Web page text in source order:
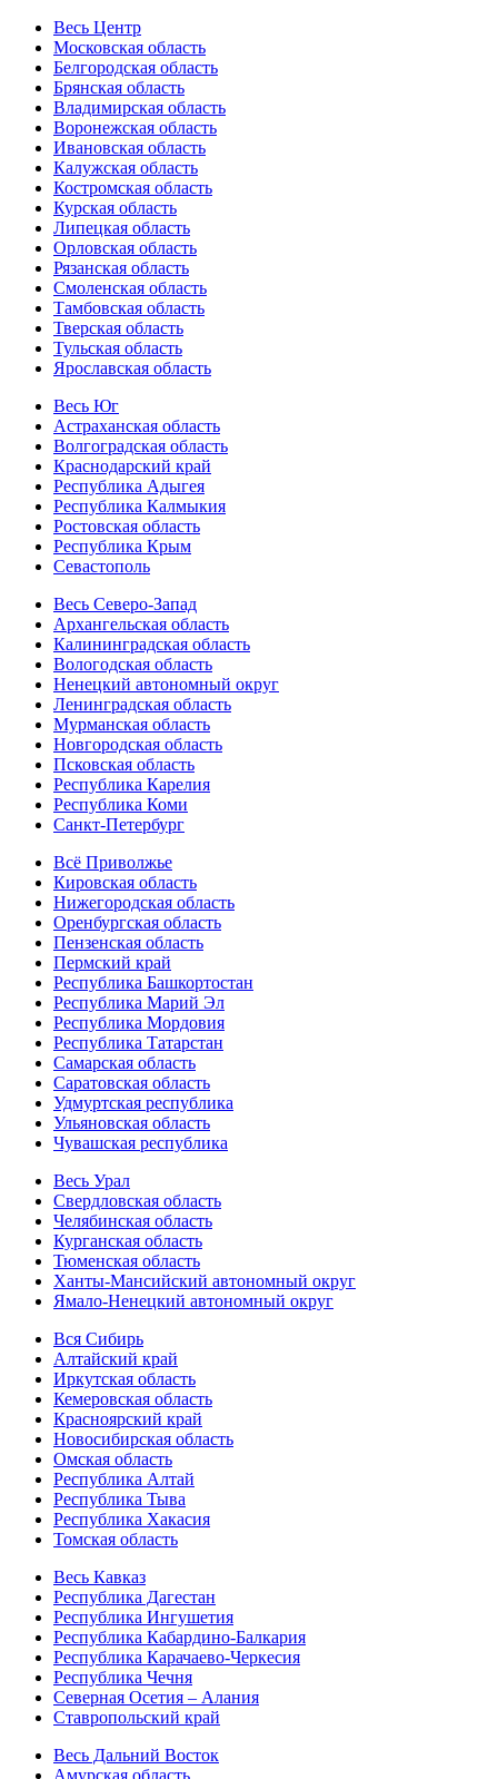
Весь Центр
Московская область
Белгородская область
Брянская область
Владимирская область
Воронежская область
Ивановская область
Калужская область
Костромская область
Курская область
Липецкая область
Орловская область
Рязанская область
Смоленская область
Тамбовская область
Тверская область
Тульская область
Ярославская область
Весь Юг
Астраханская область
Волгоградская область
Краснодарский край
Республика Адыгея
Республика Калмыкия
Ростовская область
Республика Крым
Севастополь
Весь Северо-Запад
Архангельская область
Калининградская область
Вологодская область
Ненецкий автономный округ
Ленинградская область
Мурманская область
Новгородская область
Псковская область
Республика Карелия
Республика Коми
Санкт-Петербург
Всё Приволжье
Кировская область
Нижегородская область
Оренбургская область
Пензенская область
Пермский край
Республика Башкортостан
Республика Марий Эл
Республика Мордовия
Республика Татарстан
Самарская область
Саратовская область
Удмуртская республика
Ульяновская область
Чувашская республика
Весь Урал
Свердловская область
Челябинская область
Курганская область
Тюменская область
Ханты-Мансийский автономный округ
Ямало-Ненецкий автономный округ
Вся Сибирь
Алтайский край
Иркутская область
Кемеровская область
Красноярский край
Новосибирская область
Омская область
Республика Алтай
Республика Тыва
Республика Хакасия
Томская область
Весь Кавказ
Республика Дагестан
Республика Ингушетия
Республика Кабардино-Балкария
Республика Карачаево-Черкесия
Республика Чечня
Северная Осетия – Алания
Ставропольский край
Весь Дальний Восток
Амурская область